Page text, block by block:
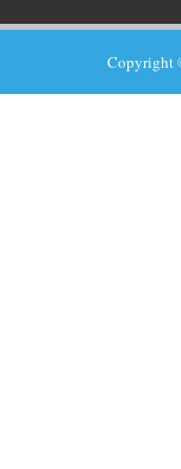
Copyright